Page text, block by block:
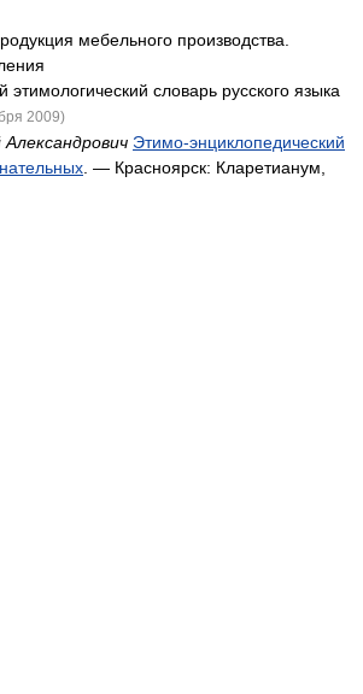
мебельного производства.
этимологический словарь русского языка
2009)
Этимо-энциклопедический
. — Красноярск: Кларетианум,